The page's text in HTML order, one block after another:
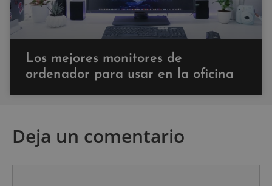
Los mejores monitores de
ordenador para usar en la oficina
Deja un comentario